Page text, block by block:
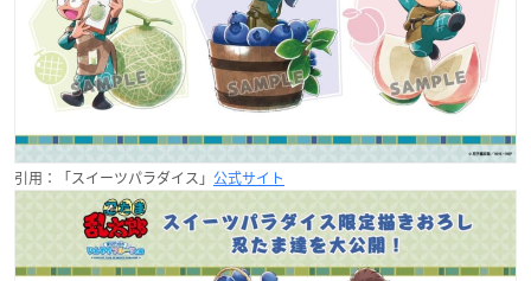
引用：「スイーツパラダイス」 公式サイト